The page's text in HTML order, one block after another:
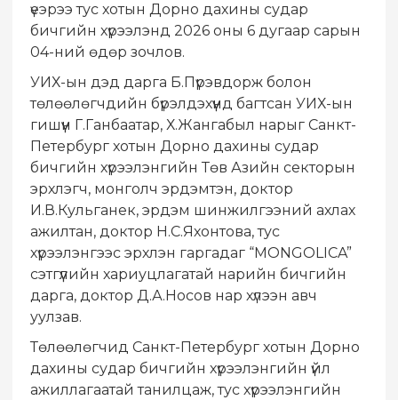
үеэрээ тус хотын Дорно дахины судар
бичгийн хүрээлэнд 2026 оны 6 дугаар сарын
04-ний өдөр зочлов.
УИХ-ын дэд дарга Б.Пүрэвдорж болон
төлөөлөгчдийн бүрэлдэхүүнд багтсан УИХ-ын
гишүүн Г.Ганбаатар, Х.Жангабыл нарыг Санкт-
Петербург хотын Дорно дахины судар
бичгийн хүрээлэнгийн Төв Азийн секторын
эрхлэгч, монголч эрдэмтэн, доктор
И.В.Кульганек, эрдэм шинжилгээний ахлах
ажилтан, доктор Н.С.Яхонтова, тус
хүрээлэнгээс эрхлэн гаргадаг “MONGOLICA”
сэтгүүлийн хариуцлагатай нарийн бичгийн
дарга, доктор Д.А.Носов нар хүлээн авч
уулзав.
Төлөөлөгчид Санкт-Петербург хотын Дорно
дахины судар бичгийн хүрээлэнгийн үйл
ажиллагаатай танилцаж, тус хүрээлэнгийн